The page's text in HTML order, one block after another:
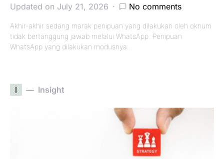
Updated on July 21, 2026
No comments
Akhir-akhir sedang marak penipuan yang dilakukan oleh oknum
tidak bertanggung jawab melalui WhatsApp. Penipuan
WhatsApp yang dilakukan modusnya…
i Insight